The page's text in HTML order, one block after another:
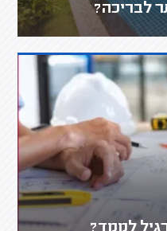
לבריכה?